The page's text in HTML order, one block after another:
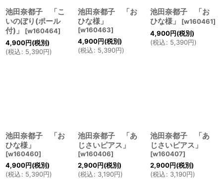
池田奈都子 「こ
いのぼり(ポール
付)」
[w160464]
4,900円(税別)
(税込: 5,390円)
池田奈都子 「お
ひな様」
[w160463]
4,900円(税別)
(税込: 5,390円)
池田奈都子 「お
ひな様」
[w160461]
4,900円(税別)
(税込: 5,390円)
池田奈都子 「お
ひな様」
[w160460]
4,900円(税別)
(税込: 5,390円)
池田奈都子 「あ
じさいピアス」
[w160406]
2,900円(税別)
(税込: 3,190円)
池田奈都子 「あ
じさいピアス」
[w160407]
2,900円(税別)
(税込: 3,190円)